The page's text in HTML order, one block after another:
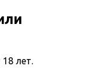
лет.